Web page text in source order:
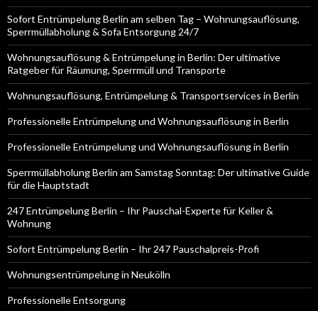
Sofort Entrümpelung Berlin am selben Tag – Wohnungsauflösung,
Sperrmüllabholung & Sofa Entsorgung 24/7
Wohnungsauflösung & Entrümpelung in Berlin: Der ultimative
Ratgeber für Räumung, Sperrmüll und Transporte
Wohnungsauflösung, Entrümpelung & Transportservices in Berlin
Professionelle Entrümpelung und Wohnungsauflösung in Berlin
Professionelle Entrümpelung und Wohnungsauflösung in Berlin
Sperrmüllabholung Berlin am Samstag Sonntag: Der ultimative Guide
für die Hauptstadt
247 Entrümpelung Berlin – Ihr Pauschal-Experte für Keller &
Wohnung
Sofort Entrümpelung Berlin – Ihr 247 Pauschalpreis-Profi
Wohnungsentrümpelung in Neukölln
Professionelle Entsorgung